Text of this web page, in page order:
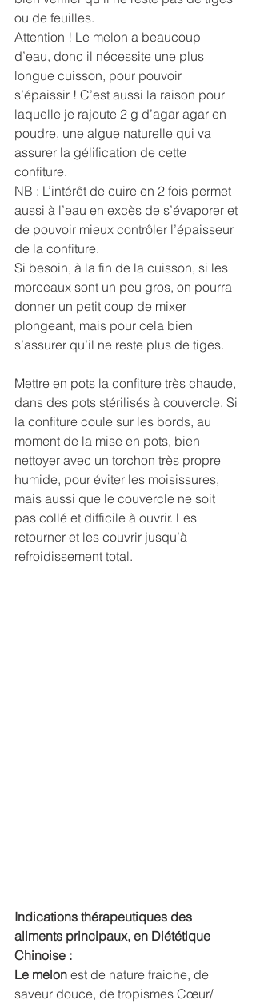
ou de feuilles.
Attention ! Le melon a beaucoup
d’eau, donc il nécessite une plus
longue cuisson, pour pouvoir
s’épaissir ! C’est aussi la raison pour
laquelle je rajoute 2 g d’agar agar en
poudre, une algue naturelle qui va
assurer la gélification de cette
confiture.
NB : L’intérêt de cuire en 2 fois permet
aussi à l’eau en excès de s’évaporer et
de pouvoir mieux contrôler l’épaisseur
de la confiture.
Si besoin, à la fin de la cuisson, si les
morceaux sont un peu gros, on pourra
donner un petit coup de mixer
plongeant, mais pour cela bien
s’assurer qu’il ne reste plus de tiges.
Mettre en pots la confiture très chaude,
dans des pots stérilisés à couvercle. Si
la confiture coule sur les bords, au
moment de la mise en pots, bien
nettoyer avec un torchon très propre
humide, pour éviter les moisissures,
mais aussi que le couvercle ne soit
pas collé et difficile à ouvrir. Les
retourner et les couvrir jusqu’à
refroidissement total.
Indications thérapeutiques des
aliments principaux, en Diététique
Chinoise :
Le melon est de nature fraiche, de
saveur douce, de tropismes Cœur/